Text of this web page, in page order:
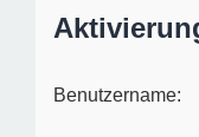
Benutzername: